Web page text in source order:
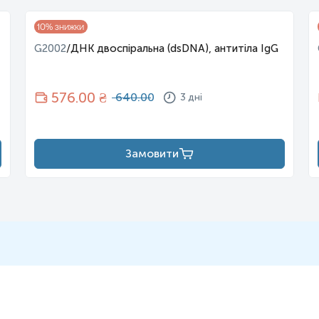
призначається лікується на ранніх стадіях
можуть бути занижені.
Сифіліс, прийом
можуть призводити до
10% знижки
G2002/ДНК двоспіральна (dsDNA), антитіла IgG
576.00 ₴ 640.00 3 дні
Замовити